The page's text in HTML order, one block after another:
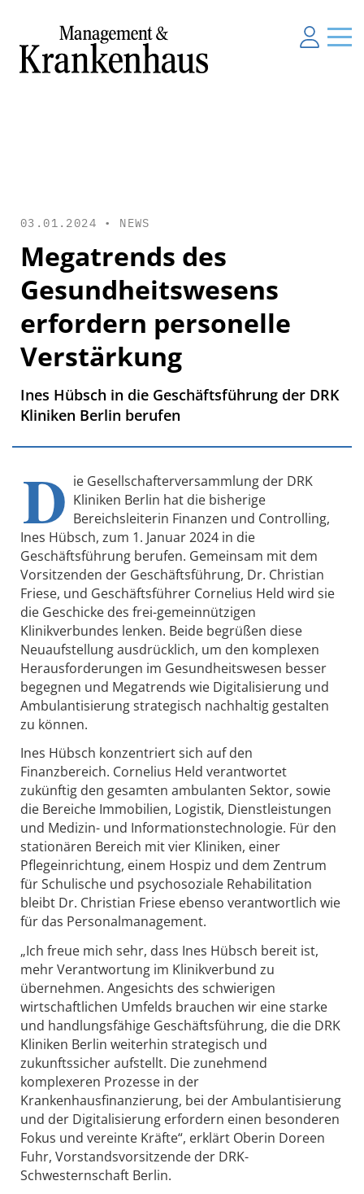
03.01.2024 • NEWS
Megatrends des
Gesundheitswesens
erfordern personelle
Verstärkung
Ines Hübsch in die Geschäftsführung der DRK
Kliniken Berlin berufen
D ie Gesellschafterversammlung der DRK
Kliniken Berlin hat die bisherige
Bereichsleiterin Finanzen und Controlling,
Ines Hübsch, zum 1. Januar 2024 in die
Geschäftsführung berufen. Gemeinsam mit dem
Vorsitzenden der Geschäftsführung, Dr. Christian
Friese, und Geschäftsführer Cornelius Held wird sie
die Geschicke des frei-gemeinnützigen
Klinikverbundes lenken. Beide begrüßen diese
Neuaufstellung ausdrücklich, um den komplexen
Herausforderungen im Gesundheitswesen besser
begegnen und Megatrends wie Digitalisierung und
Ambulantisierung strategisch nachhaltig gestalten
zu können.
Ines Hübsch konzentriert sich auf den
Finanzbereich. Cornelius Held verantwortet
zukünftig den gesamten ambulanten Sektor, sowie
die Bereiche Immobilien, Logistik, Dienstleistungen
und Medizin- und Informationstechnologie. Für den
stationären Bereich mit vier Kliniken, einer
Pflegeinrichtung, einem Hospiz und dem Zentrum
für Schulische und psychosoziale Rehabilitation
bleibt Dr. Christian Friese ebenso verantwortlich wie
für das Personalmanagement.
„Ich freue mich sehr, dass Ines Hübsch bereit ist,
mehr Verantwortung im Klinikverbund zu
übernehmen. Angesichts des schwierigen
wirtschaftlichen Umfelds brauchen wir eine starke
und handlungsfähige Geschäftsführung, die die DRK
Kliniken Berlin weiterhin strategisch und
zukunftssicher aufstellt. Die zunehmend
komplexeren Prozesse in der
Krankenhausfinanzierung, bei der Ambulantisierung
und der Digitalisierung erfordern einen besonderen
Fokus und vereinte Kräfte“, erklärt Oberin Doreen
Fuhr, Vorstandsvorsitzende der DRK-
Schwesternschaft Berlin.